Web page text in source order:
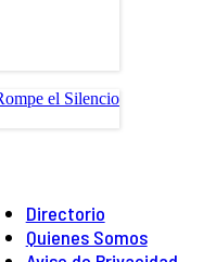
el Silencio
Directorio
Quienes Somos